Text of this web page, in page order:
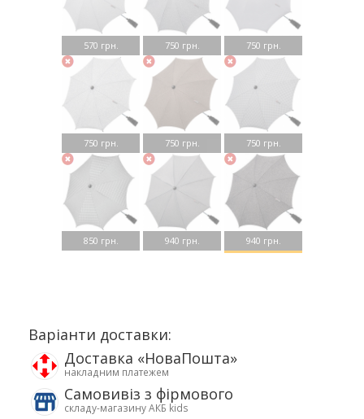
570 грн. 750 грн. 750 грн.
750 грн. 750 грн. 750 грн.
850 грн. 940 грн. 940 грн.
Варіанти доставки:
Доставка «НоваПошта»
накладним платежем
Самовивіз з фірмового
складу-магазину АКБ kids